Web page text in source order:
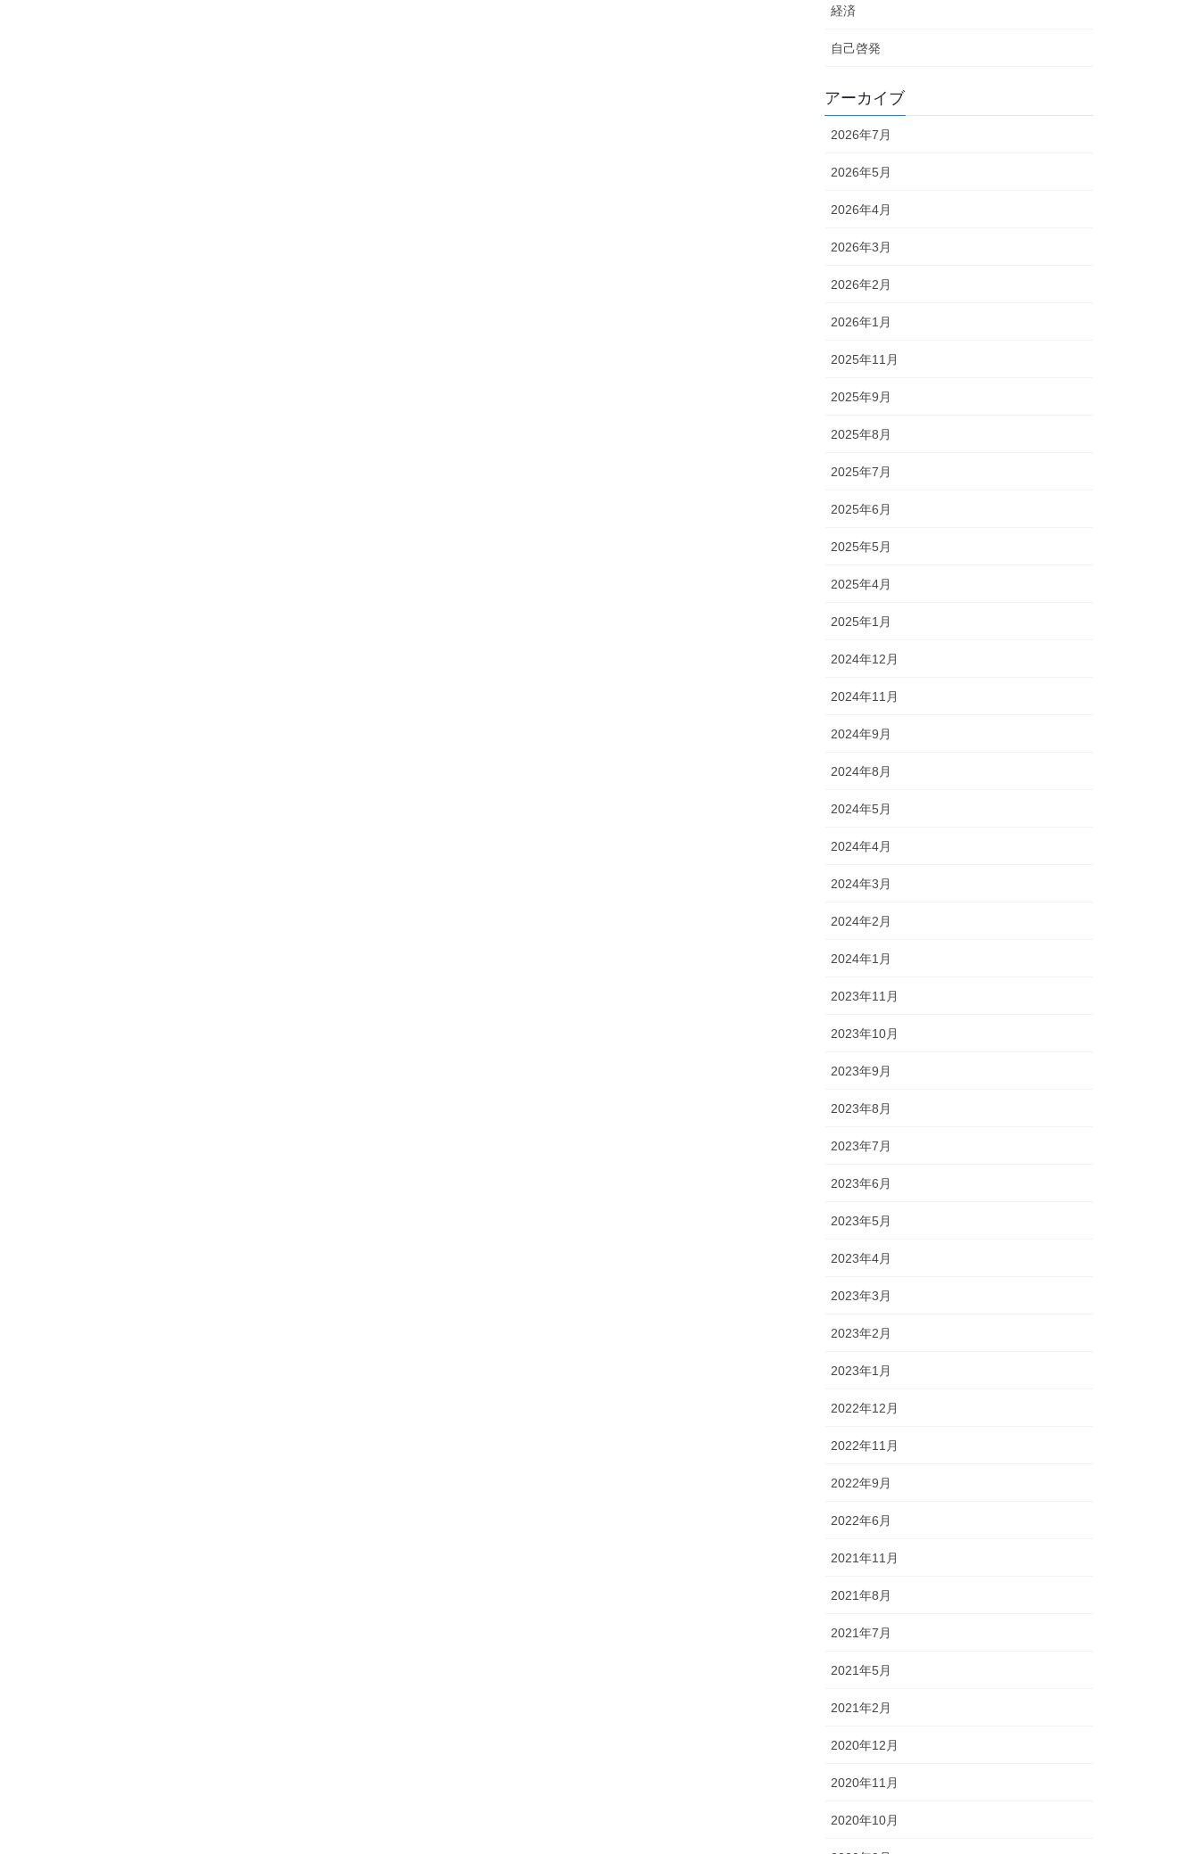
経済
自己啓発
アーカイブ
2026年7月
2026年5月
2026年4月
2026年3月
2026年2月
2026年1月
2025年11月
2025年9月
2025年8月
2025年7月
2025年6月
2025年5月
2025年4月
2025年1月
2024年12月
2024年11月
2024年9月
2024年8月
2024年5月
2024年4月
2024年3月
2024年2月
2024年1月
2023年11月
2023年10月
2023年9月
2023年8月
2023年7月
2023年6月
2023年5月
2023年4月
2023年3月
2023年2月
2023年1月
2022年12月
2022年11月
2022年9月
2022年6月
2021年11月
2021年8月
2021年7月
2021年5月
2021年2月
2020年12月
2020年11月
2020年10月